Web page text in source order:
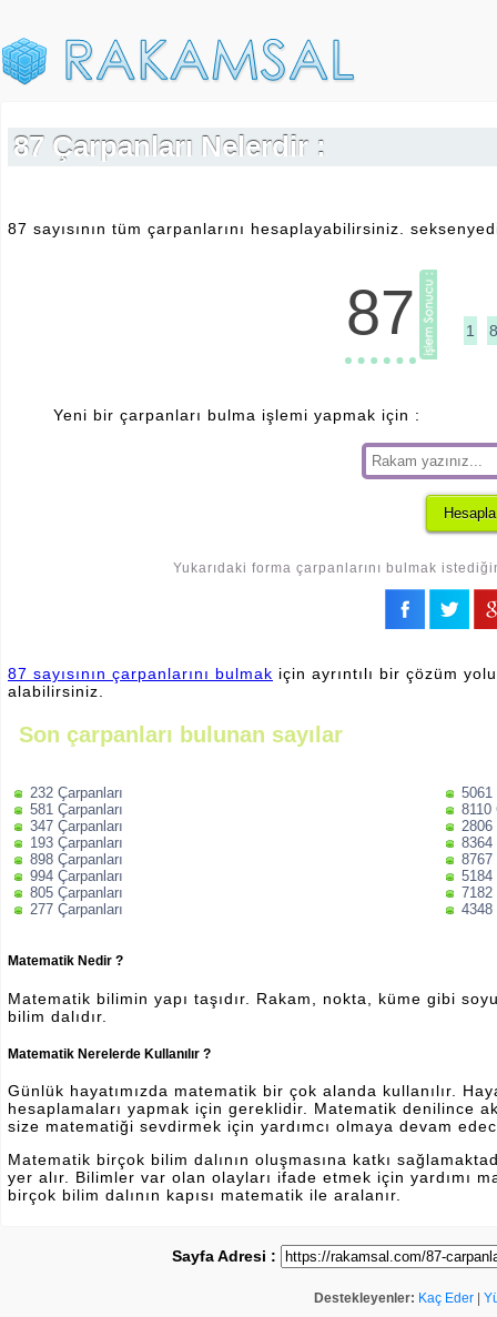
87 Çarpanları Nelerdir :
87 sayısının tüm çarpanlarını hesaplayabilirsiniz.
87 1
Yeni bir çarpanları bulma işlemi yapmak için :
Yukarıdaki forma çarpanlarını bulmak
87 sayısının çarpanlarını bulmak için ayrıntılı bir çözüm
alabilirsiniz.
Son çarpanları bulunan sayılar
232 Çarpanları
581 Çarpanları
347 Çarpanları
193 Çarpanları
898 Çarpanları
994 Çarpanları
805 Çarpanları
277 Çarpanları
5061
8110
2806
8364
8767
5184
7182
4348
Matematik Nedir ?
Matematik bilimin yapı taşıdır. Rakam, nokta, küme gibi
bilim dalıdır.
Matematik Nerelerde Kullanılır ?
Günlük hayatımızda matematik bir çok alanda kullanılır.
hesaplamaları yapmak için gereklidir. Matematik denilince
size matematiği sevdirmek için yardımcı olmaya devam
Matematik birçok bilim dalının oluşmasına katkı
yer alır. Bilimler var olan olayları ifade etmek için yardımı
birçok bilim dalının kapısı matematik ile aralanır.
Sayfa Adresi :
Destekleyenler: Kaç Eder